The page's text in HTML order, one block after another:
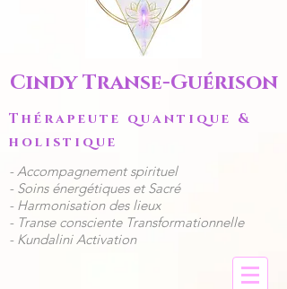
Cindy Transe-Guérison
Thérapeute quantique &
holistique
​- Accompagnement spirituel
​​- Soins énergétiques et Sacré
- Harmonisation des lieux
- Transe consciente Transformationnelle
- Kundalini Activation